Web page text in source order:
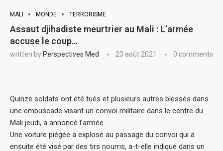
MALI MONDE TERRORISME
Assaut djihadiste meurtrier au Mali : L’armée
accuse le coup…
written by Perspectives Med 23 août 2021 0 comments
Quinze soldats ont été tués et plusieurs autres blessés dans
une embuscade visant un convoi militaire dans le centre du
Mali jeudi, a annoncé l’armée.
Une voiture piégée a explosé au passage du convoi qui a
ensuite été visé par des tirs nourris, a-t-elle indiqué dans un